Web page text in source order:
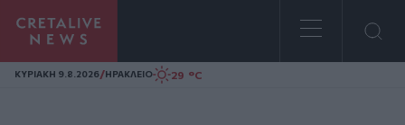
Homepage
ΚΥΡΙΑΚΗ 9.8.2026/ΗΡΑΚΛΕΙΟ 29 °C